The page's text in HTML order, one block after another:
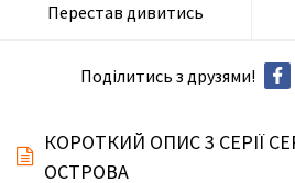
Перестав дивитись
Поділитись з друзями!
КОРОТКИЙ ОПИС 3 СЕРІЇ
ОСТРОВА